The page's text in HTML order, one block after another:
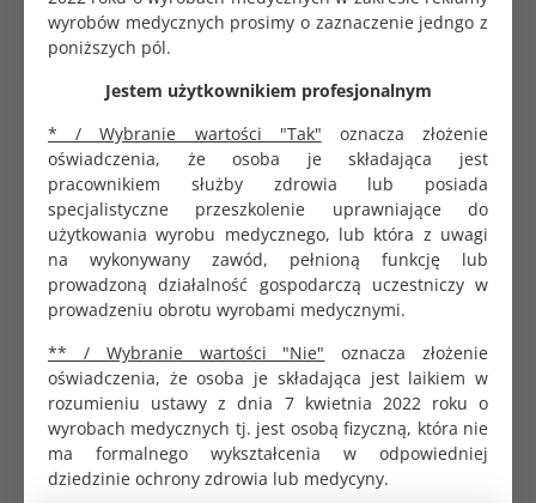
wyrobów medycznych prosimy o zaznaczenie jedngo z
poniższych pól.
Jestem użytkownikiem profesjonalnym
* / Wybranie wartości "Tak" oznacza złożenie
oświadczenia, że osoba je składająca jest
pracownikiem służby zdrowia lub posiada
specjalistyczne przeszkolenie uprawniające do
użytkowania wyrobu medycznego, lub która z uwagi
na wykonywany zawód, pełnioną funkcję lub
prowadzoną działalność gospodarczą uczestniczy w
prowadzeniu obrotu wyrobami medycznymi.
** / Wybranie wartości "Nie" oznacza złożenie
oświadczenia, że osoba je składająca jest laikiem w
rozumieniu ustawy z dnia 7 kwietnia 2022 roku o
wyrobach medycznych tj. jest osobą fizyczną, która nie
ma formalnego wykształcenia w odpowiedniej
dziedzinie ochrony zdrowia lub medycyny.
Opakowanie jednostkowe
Serweta zabiegowa, sterylna. Pakowana pojedynczo.
Wymiar 38 cm x 45 cm.
PRODUKTY POWIĄZANE CHĘTNIE KUPOWANE